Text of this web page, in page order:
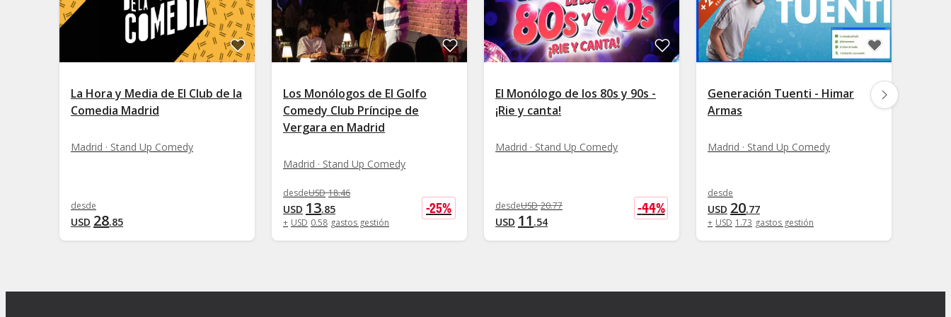
La Hora y Media de El Club de la
Comedia Madrid
Madrid · Stand Up Comedy
desde
USD 28.85
Los Monólogos de El Golfo
Comedy Club Príncipe de
Vergara en Madrid
Madrid · Stand Up Comedy
desdeUSD 18.46
USD 13.85
+ USD 0.58 gastos gestión
-25%
El Monólogo de los 80s y 90s -
¡Rie y canta!
Madrid · Stand Up Comedy
desdeUSD 20.77
USD 11 .54
-44%
Generación Tuenti - Himar
Armas
Madrid · Stand Up Comedy
desde
USD 20.77
+ USD 1 .73 gastos gestión